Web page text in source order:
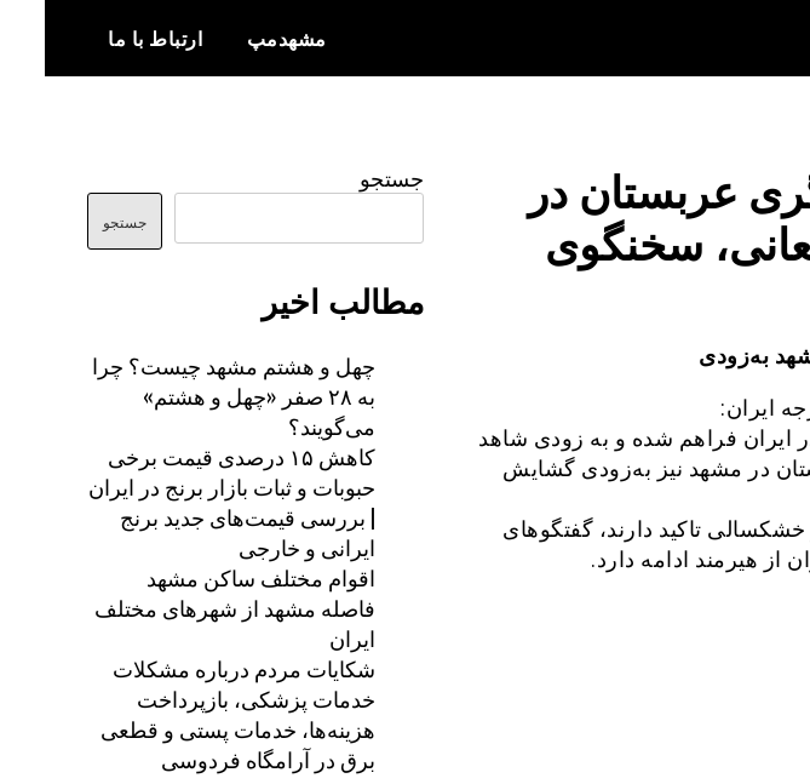
مشهدمپ ارتباط با ما
عربستان در
سخنگوی
به‌زودی
ایران:
فراهم شده و به زودی شاهد
در مشهد نیز به‌زودی گشایش
تاکید دارند، گفتگو‌های
از هیرمند ادامه دارد.
جستجو
جستجو
مطالب اخیر
چهل و هشتم مشهد چیست؟ چرا
به ۲۸ صفر «چهل و هشتم»
می‌گویند؟
کاهش ۱۵ درصدی قیمت برخی
حبوبات و ثبات بازار برنج در ایران
| بررسی قیمت‌های جدید برنج
ایرانی و خارجی
اقوام مختلف ساکن مشهد
فاصله مشهد از شهرهای مختلف
ایران
شکایات مردم درباره مشکلات
خدمات پزشکی، بازپرداخت
هزینه‌ها، خدمات پستی و قطعی
برق در آرامگاه فردوسی